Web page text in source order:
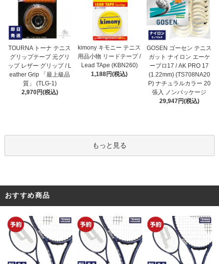
TOURNA トーナ テニス
グリップテープ 元グリ
ップ レザー グリップ / L
eather Grip 「最上級品
質」 (TLG-1)
2,970円(税込)
kimony キモニー テニス
用品小物 リードテープ /
Lead TApe (KBN260)
1,188円(税込)
GOSEN ゴーセン テニス
ガット ナイロン エーケ
ープロ17 / AK PRO 17
(1.22mm) (TS708NA20
P) ナチュラルカラー 20
張入 ノンパッケージ
29,947円(税込)
もっと見る
おすすめ商品